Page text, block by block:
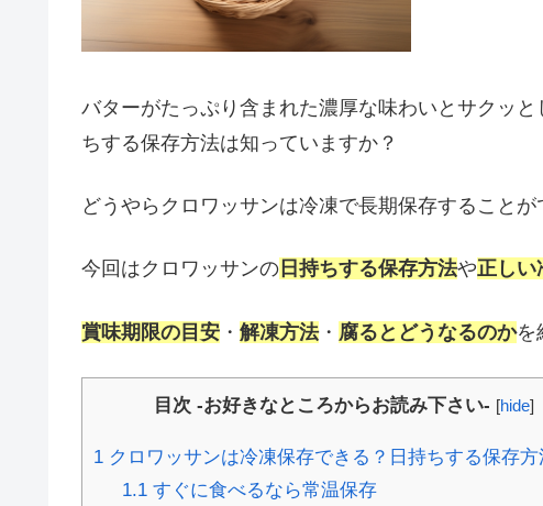
バターがたっぷり含まれた濃厚な味わいとサクッ
ちする保存方法は知っていますか？
どうやらクロワッサンは冷凍で長期保存することが
今回はクロワッサンの 日持ちする保存方法や正しい
賞味期限の目安 ・ 解凍方法・ 腐るとどうなるのかを
目次 -お好きなところからお読み下さい- [hide]
1 クロワッサンは冷凍保存できる？日持ちする保存方
1.1すぐに食べるなら常温保存